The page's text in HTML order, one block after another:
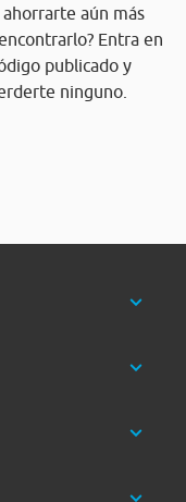
ahorrarte aún más
Entra en
publicado y
ninguno.